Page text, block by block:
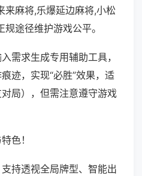
来麻将,乐爆延边麻将,小松
途径维护游戏公平。
需求生成专用辅助工具，
迹，实现“必胜”效果，适
局），但需注意遵守游戏
色！
持透视全局牌型、智能出